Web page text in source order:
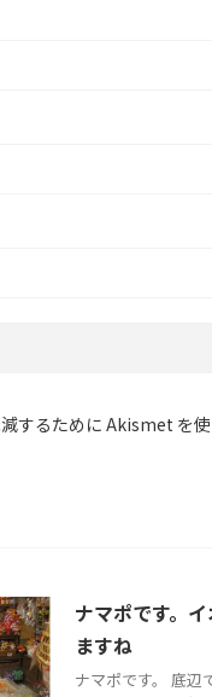
するために Akismet を使
ナマポです。
ますね
ナマポです。 底辺